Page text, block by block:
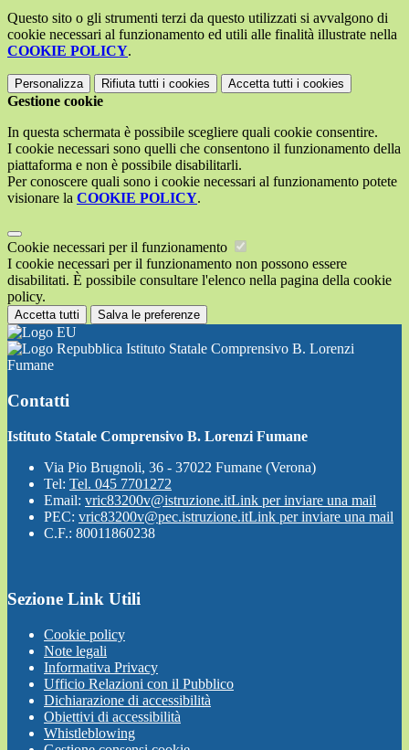
Questo sito o gli strumenti terzi da questo utilizzati si avvalgono di
cookie necessari al funzionamento ed utili alle finalità illustrate nella
COOKIE POLICY.
Personalizza Rifiuta tutti i cookies Accetta tutti i cookies
Gestione cookie
In questa schermata è possibile scegliere quali cookie consentire.
I cookie necessari sono quelli che consentono il funzionamento della
piattaforma e non è possibile disabilitarli.
Per conoscere quali sono i cookie necessari al funzionamento potete
visionare la COOKIE POLICY.
Cookie necessari per il funzionamento
I cookie necessari per il funzionamento non possono essere
disabilitati. È possibile consultare l'elenco nella pagina della cookie
policy.
Accetta tutti Salva le preferenze
Istituto Statale Comprensivo B. Lorenzi
Fumane
Contatti
Istituto Statale Comprensivo B. Lorenzi Fumane
Via Pio Brugnoli, 36 - 37022 Fumane (Verona)
Tel: Tel. 045 7701272
Email: vric83200v@istruzione.itLink per inviare una mail
PEC: vric83200v@pec.istruzione.itLink per inviare una mail
C.F.: 80011860238
Sezione Link Utili
Cookie policy
Note legali
Informativa Privacy
Ufficio Relazioni con il Pubblico
Dichiarazione di accessibilità
Obiettivi di accessibilità
Whistleblowing